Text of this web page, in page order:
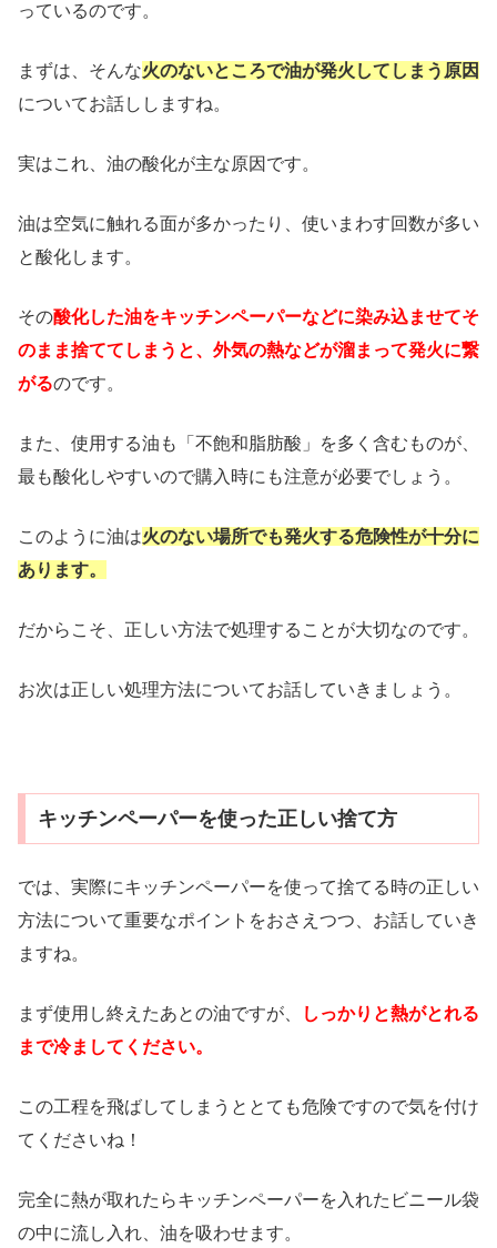
っているのです。
まずは、そんな火のないところで油が発火してしまう原因
についてお話ししますね。
実はこれ、油の酸化が主な原因です。
油は空気に触れる面が多かったり、使いまわす回数が多い
と酸化します。
その酸化した油をキッチンペーパーなどに染み込ませてそ
のまま捨ててしまうと、外気の熱などが溜まって発火に繋
がるのです。
また、使用する油も「不飽和脂肪酸」を多く含むものが、
最も酸化しやすいので購入時にも注意が必要でしょう。
このように油は火のない場所でも発火する危険性が十分に
あります。
だからこそ、正しい方法で処理することが大切なのです。
お次は正しい処理方法についてお話していきましょう。
キッチンペーパーを使った正しい捨て方
では、実際にキッチンペーパーを使って捨てる時の正しい
方法について重要なポイントをおさえつつ、お話していき
ますね。
まず使用し終えたあとの油ですが、
しっかりと熱がとれる
まで冷ましてください。
この工程を飛ばしてしまうととても危険ですので気を付け
てくださいね！
完全に熱が取れたらキッチンペーパーを入れたビニール袋
の中に流し入れ、油を吸わせます。